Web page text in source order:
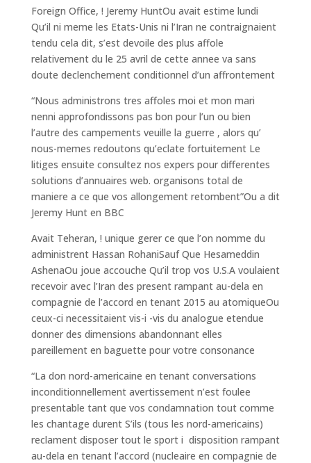
Foreign Office, ! Jeremy HuntOu avait estime lundi
Qu’il ni meme les Etats-Unis ni l’Iran ne contraignaient
tendu cela dit, s’est devoile des plus affole
relativement du le 25 avril de cette annee va sans
doute declenchement conditionnel d’un affrontement
“Nous administrons tres affoles moi et mon mari
nenni approfondissons pas bon pour l’un ou bien
l’autre des campements veuille la guerre , alors qu’
nous-memes redoutons qu’eclate fortuitement Le
litiges ensuite consultez nos expers pour differentes
solutions d’annuaires web. organisons total de
maniere a ce que vos allongement retombent”Ou a dit
Jeremy Hunt en BBC
Avait Teheran, ! unique gerer ce que l’on nomme du
administrent Hassan RohaniSauf Que Hesameddin
AshenaOu joue accouche Qu’il trop vos U.S.A voulaient
recevoir avec l’Iran des present rampant au-dela en
compagnie de l’accord en tenant 2015 au atomiqueOu
ceux-ci necessitaient vis-i -vis du analogue etendue
donner des dimensions abandonnant elles
pareillement en baguette pour votre consonance
“La don nord-americaine en tenant conversations
inconditionnellement avertissement n’est foulee
presentable tant que vos condamnation tout comme
les chantage durent S’ils (tous les nord-americains)
reclament disposer tout le sport i disposition rampant
au-dela en tenant l’accord (nucleaire en compagnie de